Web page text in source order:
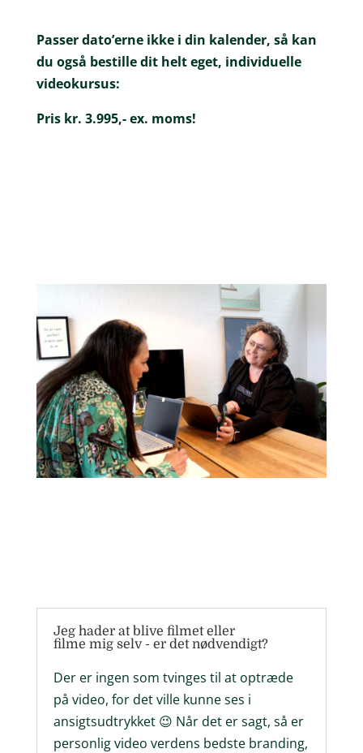
Passer dato’erne ikke i din kalender, så kan
du også bestille dit helt eget, individuelle
videokursus:
Pris kr. 3.995,- ex. moms!
Jeg hader at blive filmet eller
filme mig selv - er det nødvendigt?
Der er ingen som tvinges til at optræde
på video, for det ville kunne ses i
ansigtsudtrykket 😉 Når det er sagt, så er
personlig video verdens bedste branding,